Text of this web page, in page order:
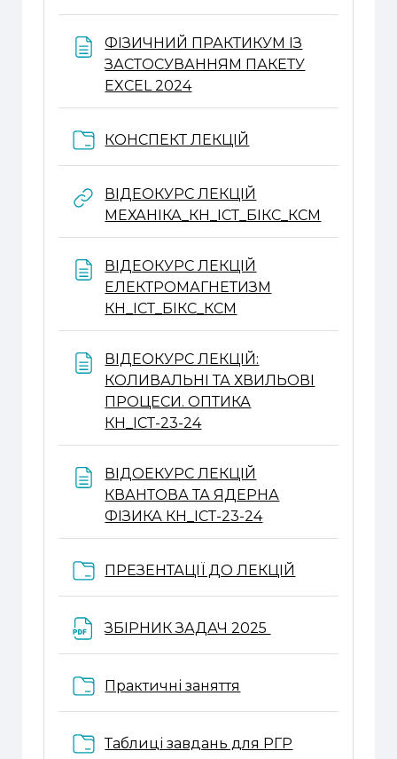
ФІЗИЧНИЙ ПРАКТИКУМ ІЗ
ЗАСТОСУВАННЯМ ПАКЕТУ
EXCEL 2024Веб-сторінка
КОНСПЕКТ ЛЕКЦІЙ
ВІДЕОКУРС ЛЕКЦІЙ
МЕХАНІКА_КН_ІСТ_БІКС_КСМ
ВІДЕОКУРС ЛЕКЦІЙ
ЕЛЕКТРОМАГНЕТИЗМ
КН_ІСТ_БІКС_КСМ
ВІДЕОКУРС ЛЕКЦІЙ:
КОЛИВАЛЬНІ ТА ХВИЛЬОВІ
ПРОЦЕСИ. ОПТИКА
КН_ІСТ-23-24Веб-сторінка
ВІДОЕКУРС ЛЕКЦІЙ
КВАНТОВА ТА ЯДЕРНА
ФІЗИКА КН_ІСТ-23-24Веб-сторінка
ПРЕЗЕНТАЦІЇ ДО ЛЕКЦІЙ
ЗБІРНИК ЗАДАЧ 2025
Практичні заняття
Таблиці завдань для РГР